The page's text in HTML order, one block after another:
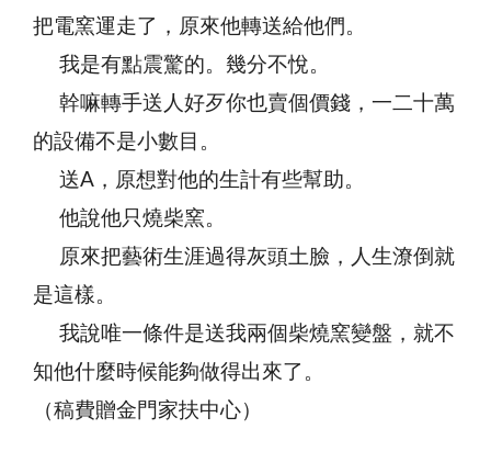
把電窯運走了，原來他轉送給他們。
我是有點震驚的。幾分不悅。
幹嘛轉手送人好歹你也賣個價錢，一二十萬
的設備不是小數目。
送A，原想對他的生計有些幫助。
他說他只燒柴窯。
原來把藝術生涯過得灰頭土臉，人生潦倒就
是這樣。
我說唯一條件是送我兩個柴燒窯變盤，就不
知他什麼時候能夠做得出來了。
（稿費贈金門家扶中心）